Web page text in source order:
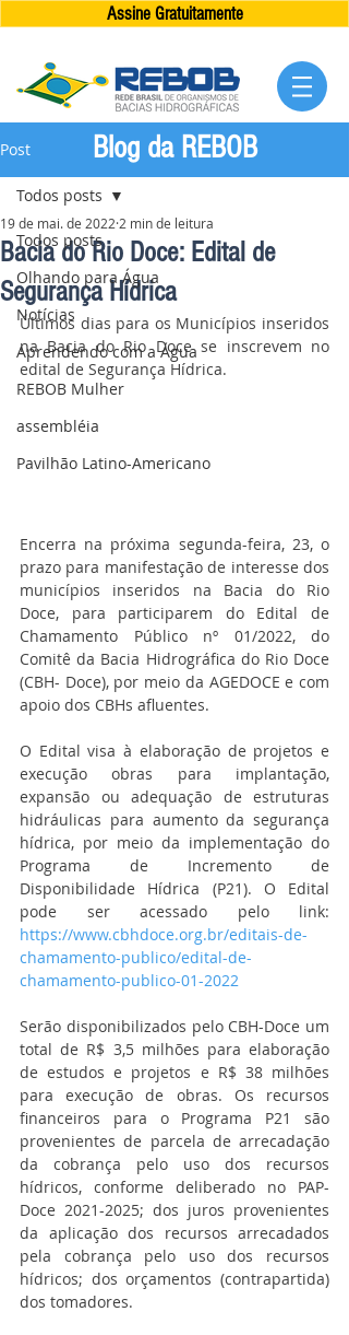
Assine Gratuitamente
Post
Todos posts
Olhando para Água
Notícias
Aprendendo com a Água
REBOB Mulher
assembléia
Pavilhão Latino-Americano
Todos posts
Bacia do Rio Doce: Edital de
Segurança Hídrica
19 de mai. de 2022 2 min de leitura
Últimos dias para os Municípios inseridos
na Bacia do Rio Doce se inscrevem no
edital de Segurança Hídrica.
Encerra na próxima segunda-feira, 23, o
prazo para manifestação de interesse dos
municípios inseridos na Bacia do Rio
Doce, para participarem do Edital de
Chamamento Público nº 01/2022, do
Comitê da Bacia Hidrográfica do Rio Doce
(CBH- Doce), por meio da AGEDOCE e com
apoio dos CBHs afluentes.
O Edital visa à elaboração de projetos e
execução obras para implantação,
expansão ou adequação de estruturas
hidráulicas para aumento da segurança
hídrica, por meio da implementação do
Programa de Incremento de
Disponibilidade Hídrica (P21). O Edital
https://www.cbhdoce.org.br/editais-de-
chamamento-publico/edital-de-
chamamento-publico-01-2022
Serão disponibilizados pelo CBH-Doce um
total de R$ 3,5 milhões para elaboração
de estudos e projetos e R$ 38 milhões
para execução de obras. Os recursos
financeiros para o Programa P21 são
provenientes de parcela de arrecadação
da cobrança pelo uso dos recursos
hídricos, conforme deliberado no PAP-
Doce 2021-2025; dos juros provenientes
da aplicação dos recursos arrecadados
pela cobrança pelo uso dos recursos
hídricos; dos orçamentos (contrapartida)
dos tomadores.
Blog da REBOB